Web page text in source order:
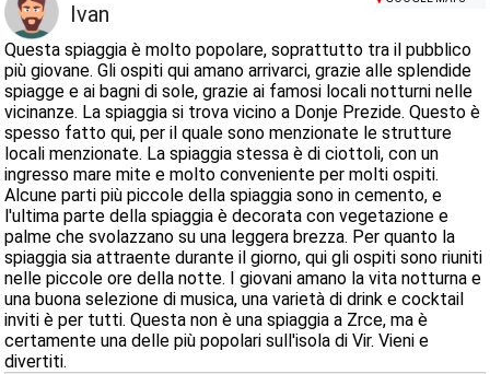
Incontra Croazia
musei
Ivan
Questa spiaggia è molto popolare, soprattutto tra il pubblico
più giovane. Gli ospiti qui amano arrivarci, grazie alle splendide
spiagge e ai bagni di sole, grazie ai famosi locali notturni nelle
vicinanze. La spiaggia si trova vicino a Donje Prezide. Questo è
spesso fatto qui, per il quale sono menzionate le strutture
locali menzionate. La spiaggia stessa è di ciottoli, con un
ingresso mare mite e molto conveniente per molti ospiti.
Alcune parti più piccole della spiaggia sono in cemento, e
l'ultima parte della spiaggia è decorata con vegetazione e
palme che svolazzano su una leggera brezza. Per quanto la
spiaggia sia attraente durante il giorno, qui gli ospiti sono riuniti
nelle piccole ore della notte. I giovani amano la vita notturna e
una buona selezione di musica, una varietà di drink e cocktail
inviti è per tutti. Questa non è una spiaggia a Zrce, ma è
certamente una delle più popolari sull'isola di Vir. Vieni e
divertiti.